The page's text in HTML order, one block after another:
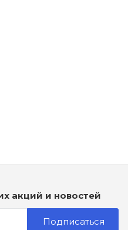
акций и новостей
Подписаться